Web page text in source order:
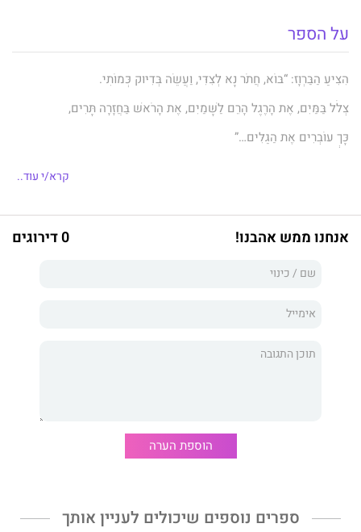
על הספר
הִצִּיעַ הַבַּרְוָז: “בּוֹא, חֲתֹר נָא לְצִדִּי, וַעֲשֵׂה בְּדִיּוּק כְּמוֹתִי.
צְלֹל בַּמַּיִם, אֶת הָרֶגֶל הָרֵם לַשָּׁמַיִם, אֶת הָרֹאשׁ בַּחֲזָרָה תָּרִים,
כָּךְ עוֹבְרִים אֶת הַגַּלִּים…”
עמידה בקשיים ואיך ע”י התמדה ונחישות מגיעה ההצלחה .
קרא/י עוד..
אנחנו ממש אהבנו! 0 דירוגים
הוספת הערה
ספרים נוספים שיכולים לעניין אותך